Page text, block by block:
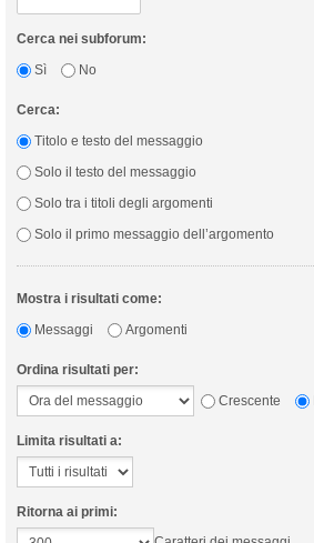
Cerca nei subforum:
Sì
No
Cerca:
Titolo e testo del messaggio
Solo il testo del messaggio
Solo tra i titoli degli argomenti
Solo il primo messaggio dell’argomento
Mostra i risultati come:
Messaggi
Argomenti
Ordina risultati per:
Crescente
Limita risultati a:
Ritorna ai primi: